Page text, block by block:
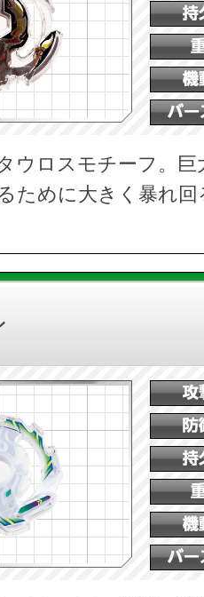
ウロスモチーフ。
ために大きく暴れ